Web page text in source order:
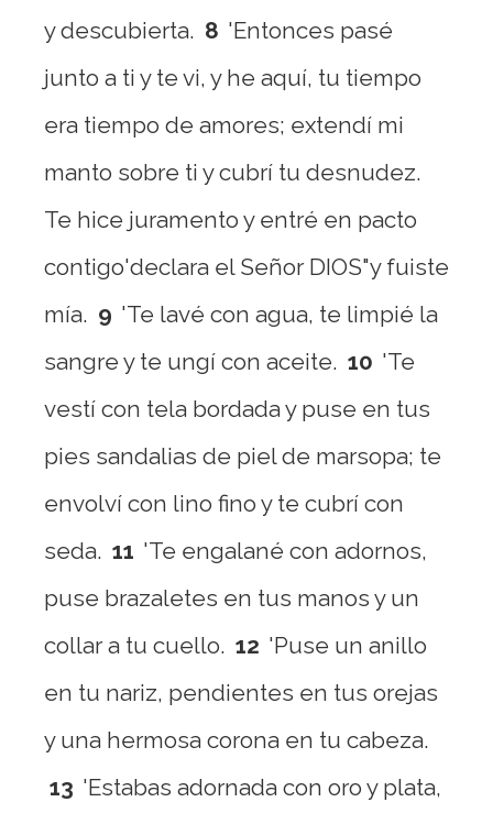
y descubierta. 8 'Entonces pasé
junto a ti y te vi, y he aquí, tu tiempo
era tiempo de amores; extendí mi
manto sobre ti y cubrí tu desnudez.
Te hice juramento y entré en pacto
contigo'declara el Señor DIOS"y fuiste
mía. 9 'Te lavé con agua, te limpié la
sangre y te ungí con aceite. 10 'Te
vestí con tela bordada y puse en tus
pies sandalias de piel de marsopa; te
envolví con lino fino y te cubrí con
seda. 11 'Te engalané con adornos,
puse brazaletes en tus manos y un
collar a tu cuello. 12 'Puse un anillo
en tu nariz, pendientes en tus orejas
y una hermosa corona en tu cabeza.
13 'Estabas adornada con oro y plata,